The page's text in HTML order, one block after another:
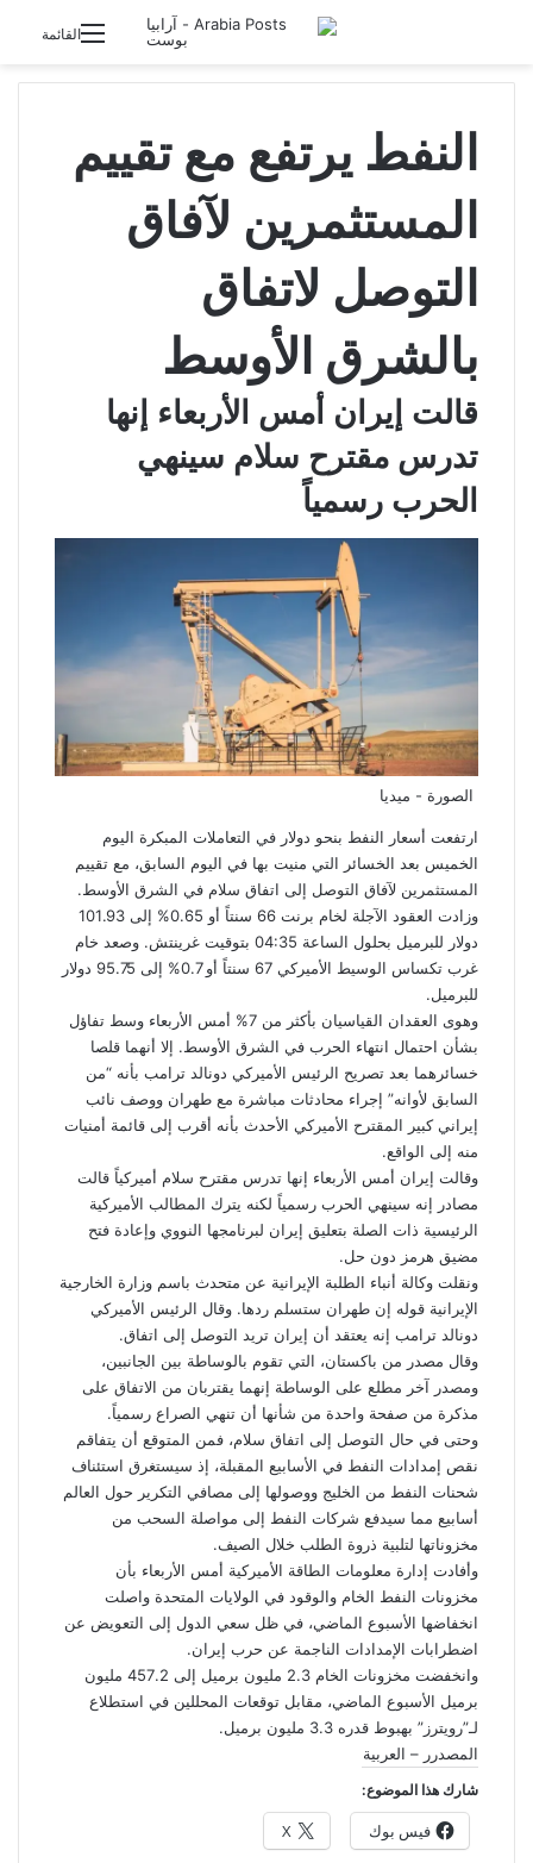
القائمة
تسجيل الدخول
النفط يرتفع مع تقييم
المستثمرين لآفاق
التوصل لاتفاق
بالشرق الأوسط
قالت إيران أمس الأربعاء إنها
تدرس مقترح سلام سينهي
الحرب رسمياً
الصورة - ميديا
ارتفعت أسعار النفط بنحو دولار في التعاملات المبكرة اليوم
الخميس بعد الخسائر التي منيت بها في اليوم السابق، مع تقييم
المستثمرين لآفاق التوصل إلى اتفاق سلام في الشرق الأوسط.
وزادت العقود الآجلة لخام برنت 66 سنتاً أو 0.65% إلى 101.93
دولار للبرميل بحلول الساعة 04:35 بتوقيت غرينتش. وصعد خام
غرب تكساس الوسيط الأميركي 67 سنتاً أو 0.7% إلى 95.75 دولار
للبرميل.
وهوى العقدان القياسيان بأكثر من 7% أمس الأربعاء وسط تفاؤل
بشأن احتمال انتهاء الحرب في الشرق الأوسط. إلا أنهما قلصا
خسائرهما بعد تصريح الرئيس الأميركي دونالد ترامب بأنه “من
السابق لأوانه” إجراء محادثات مباشرة مع طهران ووصف نائب
إيراني كبير المقترح الأميركي الأحدث بأنه أقرب إلى قائمة أمنيات
منه إلى الواقع.
وقالت إيران أمس الأربعاء إنها تدرس مقترح سلام أميركياً قالت
مصادر إنه سينهي الحرب رسمياً لكنه يترك المطالب الأميركية
الرئيسية ذات الصلة بتعليق إيران لبرنامجها النووي وإعادة فتح
مضيق هرمز دون حل.
ونقلت وكالة أنباء الطلبة الإيرانية عن متحدث باسم وزارة الخارجية
الإيرانية قوله إن طهران ستسلم ردها. وقال الرئيس الأميركي
دونالد ترامب إنه يعتقد أن إيران تريد التوصل إلى اتفاق.
وقال مصدر من باكستان، التي تقوم بالوساطة بين الجانبين،
ومصدر آخر مطلع على الوساطة إنهما يقتربان من الاتفاق على
مذكرة من صفحة واحدة من شأنها أن تنهي الصراع رسمياً.
وحتى في حال التوصل إلى اتفاق سلام، فمن المتوقع أن يتفاقم
نقص إمدادات النفط في الأسابيع المقبلة، إذ سيستغرق استئناف
شحنات النفط من الخليج ووصولها إلى مصافي التكرير حول العالم
أسابيع مما سيدفع شركات النفط إلى مواصلة السحب من
مخزوناتها لتلبية ذروة الطلب خلال الصيف.
وأفادت إدارة معلومات الطاقة الأميركية أمس الأربعاء بأن
مخزونات النفط الخام والوقود في الولايات المتحدة واصلت
انخفاضها الأسبوع الماضي، في ظل سعي الدول إلى التعويض عن
اضطرابات الإمدادات الناجمة عن حرب إيران.
وانخفضت مخزونات الخام 2.3 مليون برميل إلى 457.2 مليون
برميل الأسبوع الماضي، مقابل توقعات المحللين في استطلاع
لـ”رويترز” بهبوط قدره 3.3 مليون برميل.
المصدرر – العربية
شارك هذا الموضوع:
فيس بوك X